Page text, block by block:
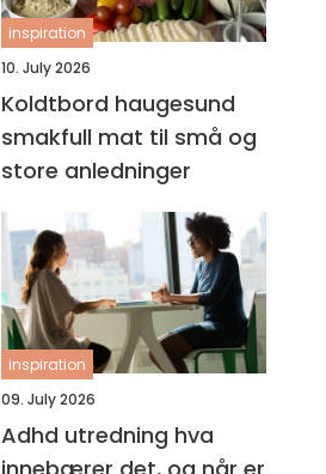
inspiration
10. July 2026
Koldtbord haugesund
smakfull mat til små og
store anledninger
inspiration
09. July 2026
Adhd utredning hva